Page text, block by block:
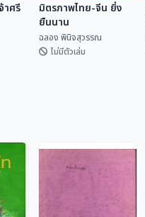
าศรี
มิตรภาพไทย-จีน ยิ่ง
ยืนนาน
ฉลอง พินิจสุวรรณ
ไม่มีตัวเล่ม